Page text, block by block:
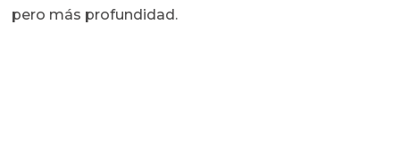
pero más profundidad.